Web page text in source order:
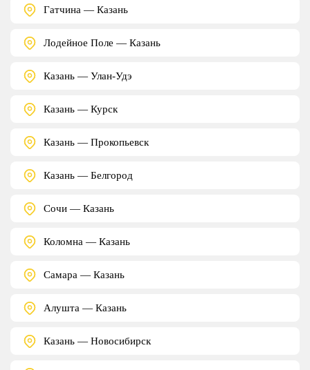
Гатчина — Казань
Лодейное Поле — Казань
Казань — Улан-Удэ
Казань — Курск
Казань — Прокопьевск
Казань — Белгород
Сочи — Казань
Коломна — Казань
Самара — Казань
Алушта — Казань
Казань — Новосибирск